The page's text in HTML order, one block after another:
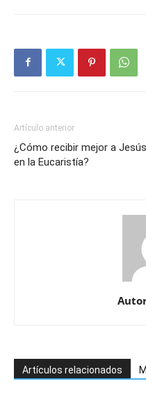
Artículo anterior
¿Cómo recibir mejor a Jesús
en la Eucaristía?
Artículos relacionados